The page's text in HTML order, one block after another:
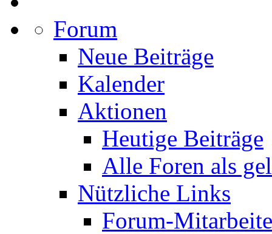
Forum
Neue Beiträge
Kalender
Aktionen
Heutige Beiträge
Alle Foren als
Nützliche Links
Forum-